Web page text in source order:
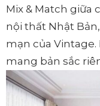
Mix & Match giữa
nội thất Nhật
mạn của
mang bản sắc